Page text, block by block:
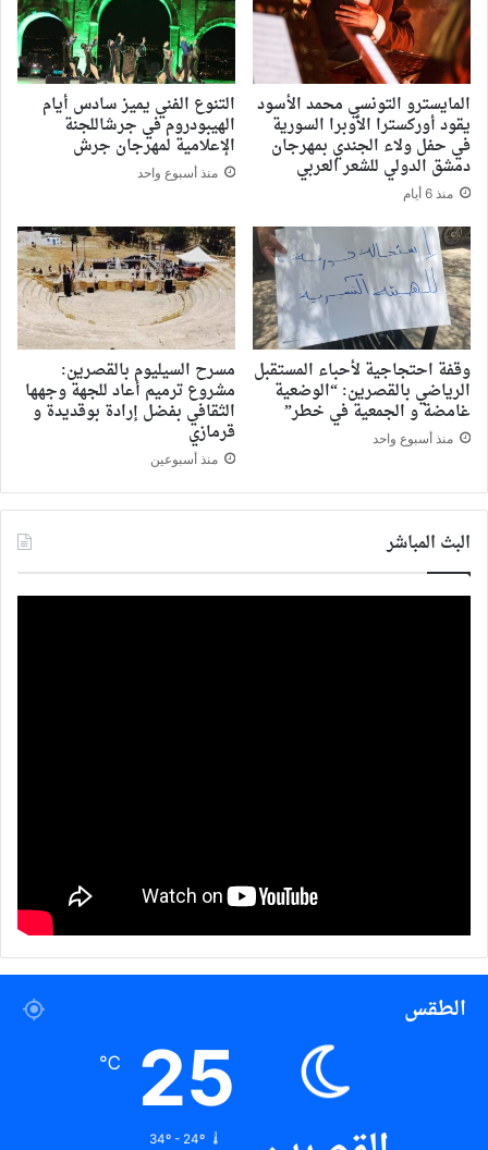
المايسترو التونسي محمد الأسود
يقود أوركسترا الأوبرا السورية
في حفل ولاء الجندي بمهرجان
دمشق الدولي للشعر العربي
منذ 6 أيام
التنوع الفني يميز سادس أيام
الهيبودروم في جرشاللجنة
الإعلامية لمهرجان جرش
منذ أسبوع واحد
وقفة احتجاجية لأحباء المستقبل
الرياضي بالقصرين: “الوضعية
غامضة و الجمعية في خطر”
منذ أسبوع واحد
مسرح السيليوم بالقصرين:
مشروع ترميم أعاد للجهة وجهها
الثقافي بفضل إرادة بوقديدة و
قرمازي
منذ أسبوعين
البث المباشر
الطقس
25
℃
34º - 24º